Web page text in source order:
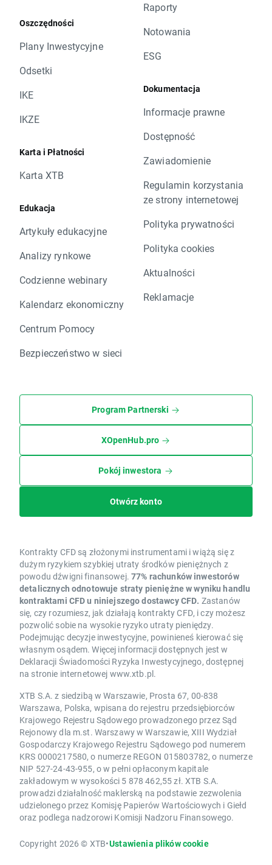
Oszczędności
Plany Inwestycyjne
Odsetki
IKE
IKZE
Karta i Płatności
Karta XTB
Edukacja
Artykuły edukacyjne
Analizy rynkowe
Codzienne webinary
Kalendarz ekonomiczny
Centrum Pomocy
Bezpieczeństwo w sieci
Raporty
Notowania
ESG
Dokumentacja
Informacje prawne
Dostępność
Zawiadomienie
Regulamin korzystania
ze strony internetowej
Polityka prywatności
Polityka cookies
Aktualności
Reklamacje
Program Partnerski
XOpenHub.pro
Pokój inwestora
Otwórz konto
Kontrakty CFD są złożonymi instrumentami i wiążą się z
dużym ryzykiem szybkiej utraty środków pieniężnych z
powodu dźwigni finansowej. 77% rachunków inwestorów
detalicznych odnotowuje straty pieniężne w wyniku handlu
kontraktami CFD u niniejszego dostawcy CFD. Zastanów
się, czy rozumiesz, jak działają kontrakty CFD, i czy możesz
pozwolić sobie na wysokie ryzyko utraty pieniędzy.
Podejmując decyzje inwestycyjne, powinieneś kierować się
własnym osądem. Więcej informacji dostępnych jest w
Deklaracji Świadomości Ryzyka Inwestycyjnego, dostępnej
na stronie internetowej www.xtb.pl.
XTB S.A. z siedzibą w Warszawie, Prosta 67, 00-838
Warszawa, Polska, wpisana do rejestru przedsiębiorców
Krajowego Rejestru Sądowego prowadzonego przez Sąd
Rejonowy dla m.st. Warszawy w Warszawie, XIII Wydział
Gospodarczy Krajowego Rejestru Sądowego pod numerem
KRS 0000217580, o numerze REGON 015803782, o numerze
NIP 527-24-43-955, o w pełni opłaconym kapitale
zakładowym w wysokości 5 878 462,55 zł. XTB S.A.
prowadzi działalność maklerską na podstawie zezwolenia
udzielonego przez Komisję Papierów Wartościowych i Giełd
oraz podlega nadzorowi Komisji Nadzoru Finansowego.
Copyright 2026 © XTB•Ustawienia plików cookie